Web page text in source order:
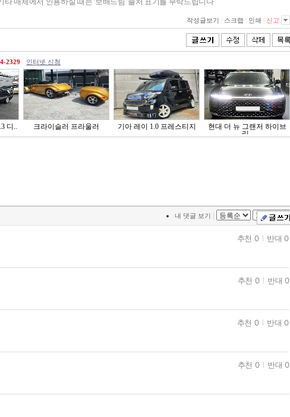
작성글보기 스크랩 인쇄 신고
2329 인터넷 신청
디.. 크라이슬러 프라울러 기아 레이 1.0 프레스티지
현대 더 뉴 그랜저 하이브
리..
내 댓글 보기
추천 0 반대 0
추천 0 반대 0
추천 0 반대 0
추천 0 반대 0